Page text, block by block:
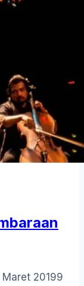
Maret 20199